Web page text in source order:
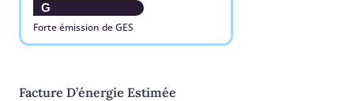
G
Forte émission de GES
Facture D’énergie Estimée